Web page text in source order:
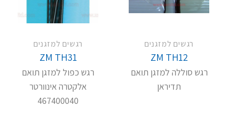
רגשים למזגנים
ZM TH12
רגש סוללה למזגן תואם
תדיראן
רגשים למזגנים
ZM TH31
רגש כפול למזגן תואם
אלקטרה אינוורטר
467400040